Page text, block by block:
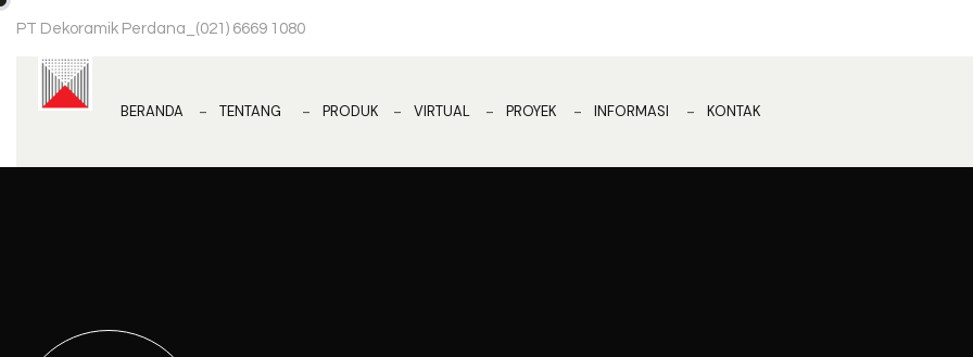
PT Dekoramik Perdana (021) 6669 1080
BERANDA TENTANG PRODUK VIRTUAL PROYEK INFORMASI KONTAK